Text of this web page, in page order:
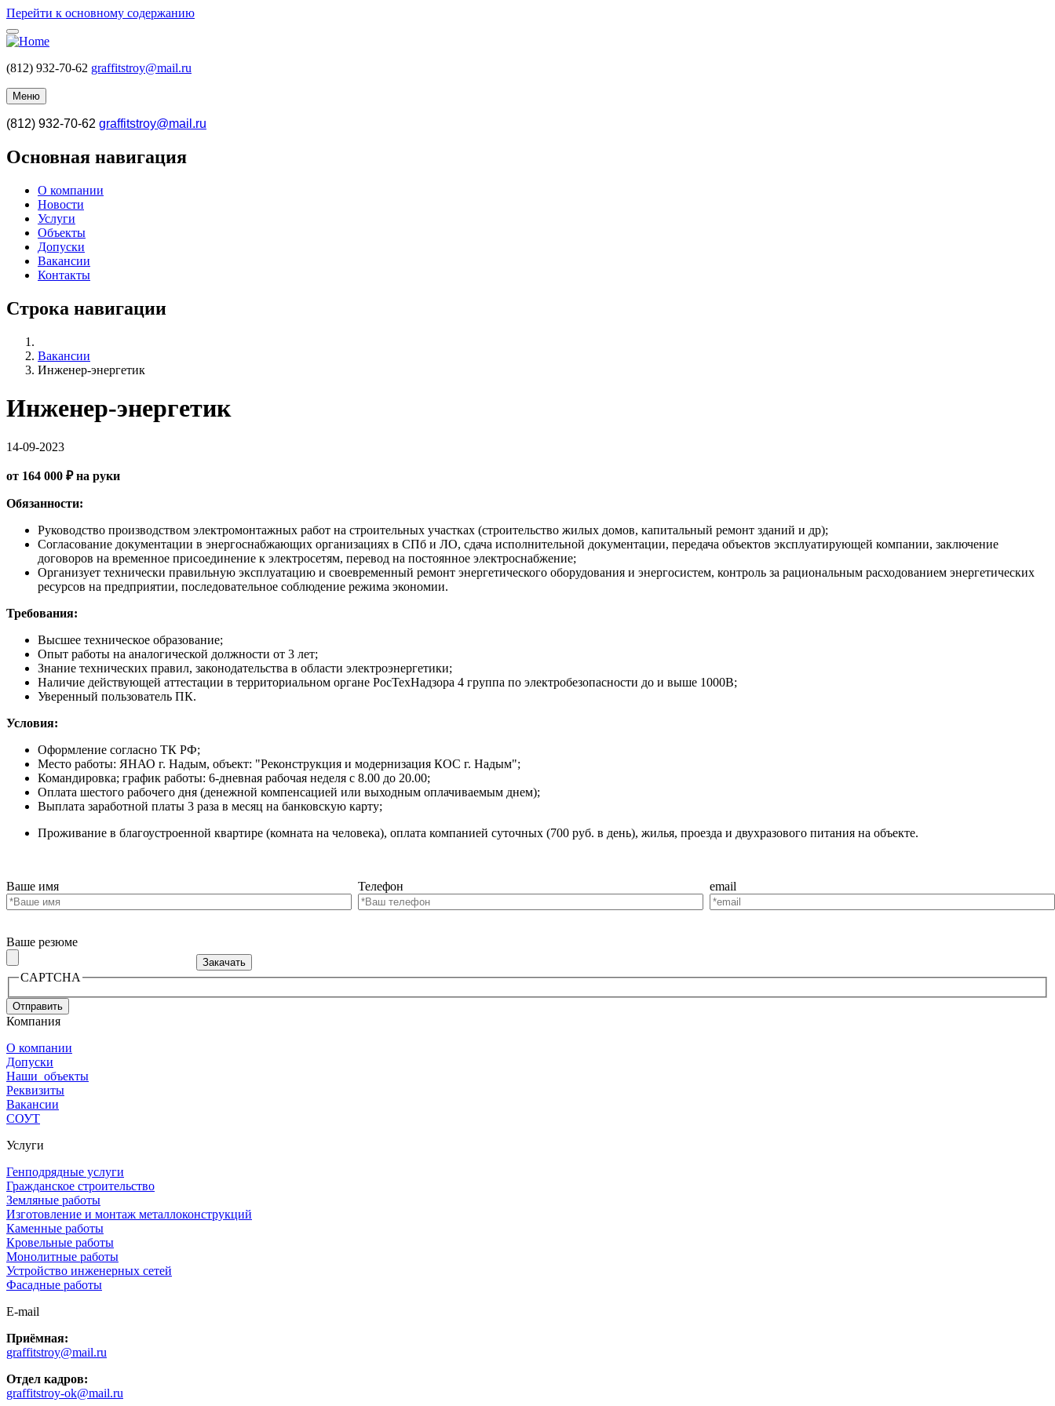
Перейти к основному содержанию
(812) 932-70-62 graffitstroy@mail.ru
Меню
(812) 932-70-62 graffitstroy@mail.ru
Основная навигация
О компании
Новости
Услуги
Объекты
Допуски
Вакансии
Контакты
Строка навигации
Вакансии
Инженер-энергетик
Инженер-энергетик
14-09-2023
от 164 000 ₽ на руки
Обязанности:
Руководство производством электромонтажных работ на строительных участках (строительство жилых домов, капитальный ремонт зданий и др);
Согласование документации в энергоснабжающих организациях в СПб и ЛО, сдача исполнительной документации, передача объектов эксплуатирующей компании, заключение
договоров на временное присоединение к электросетям, перевод на постоянное электроснабжение;
Организует технически правильную эксплуатацию и своевременный ремонт энергетического оборудования и энергосистем, контроль за рациональным расходованием энергетических
ресурсов на предприятии, последовательное соблюдение режима экономии.
Требования:
Высшее техническое образование;
Опыт работы на аналогической должности от 3 лет;
Знание технических правил, законодательства в области электроэнергетики;
Наличие действующей аттестации в территориальном органе РосТехНадзора 4 группа по электробезопасности до и выше 1000В;
Уверенный пользователь ПК.
Условия:
Оформление согласно ТК РФ;
Место работы: ЯНАО г. Надым, объект: "Реконструкция и модернизация КОС г. Надым";
Командировка; график работы: 6-дневная рабочая неделя с 8.00 до 20.00;
Оплата шестого рабочего дня (денежной компенсацией или выходным оплачиваемым днем);
Выплата заработной платы 3 раза в месяц на банковскую карту;
Проживание в благоустроенной квартире (комната на человека), оплата компанией суточных (700 руб. в день), жилья, проезда и двухразового питания на объекте.
Ваше имя Телефон email
Ваше резюме
CAPTCHA
Компания
О компании
Допуски
Наши объекты
Реквизиты
Вакансии
СОУТ
Услуги
Генподрядные услуги
Гражданское строительство
Земляные работы
Изготовление и монтаж металлоконструкций
Каменные работы
Кровельные работы
Монолитные работы
Устройство инженерных сетей
Фасадные работы
E-mail
Приёмная:
graffitstroy@mail.ru
Отдел кадров:
graffitstroy-ok@mail.ru